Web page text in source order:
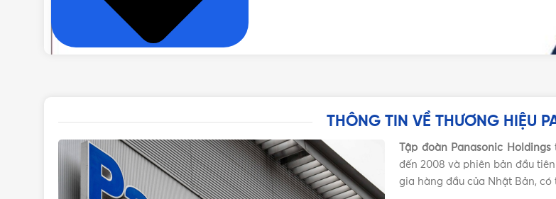
THÔNG TIN VỀ THƯƠNG HIỆU
Tập đoàn Panasonic Holdings
đến 2008 và phiên bản đầu
gia hàng đầu của Nhật Bản,